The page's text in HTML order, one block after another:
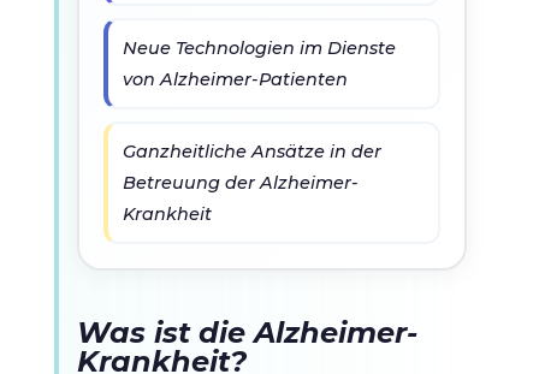
Neue Technologien im Dienste
von Alzheimer-Patienten
Ganzheitliche Ansätze in der
Betreuung der Alzheimer-
Krankheit
Was ist die Alzheimer-
Krankheit?